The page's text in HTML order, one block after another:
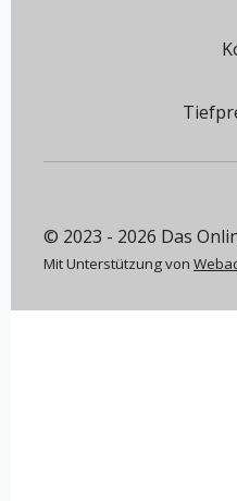
© 2023 - 2026 Das
Mit Unterstützung von